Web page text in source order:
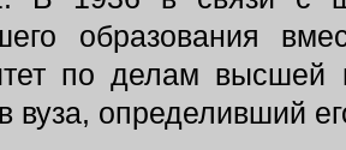
образования
по делам высшей
вуза, определивший